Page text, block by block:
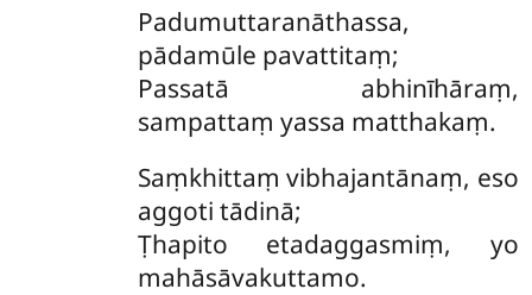
Padumuttaranāthassa,
pādamūle pavattitaṃ;
Passatā abhinīhāraṃ,
sampattaṃ yassa matthakaṃ.
Saṃkhittaṃ vibhajantānaṃ, eso
aggoti tādinā;
Ṭhapito etadaggasmiṃ, yo
mahāsāvakuttamo.